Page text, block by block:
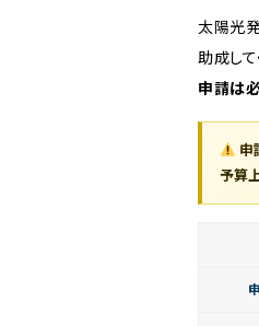
太陽光
助成し
申請は
申
予算